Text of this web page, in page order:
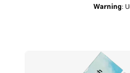
Warning: